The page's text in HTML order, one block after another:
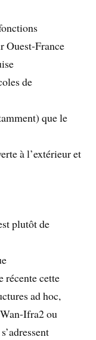
Ouest-France
de
que le
à l’extérieur et
plutôt de
récente cette
ad hoc,
Ifra2 ou